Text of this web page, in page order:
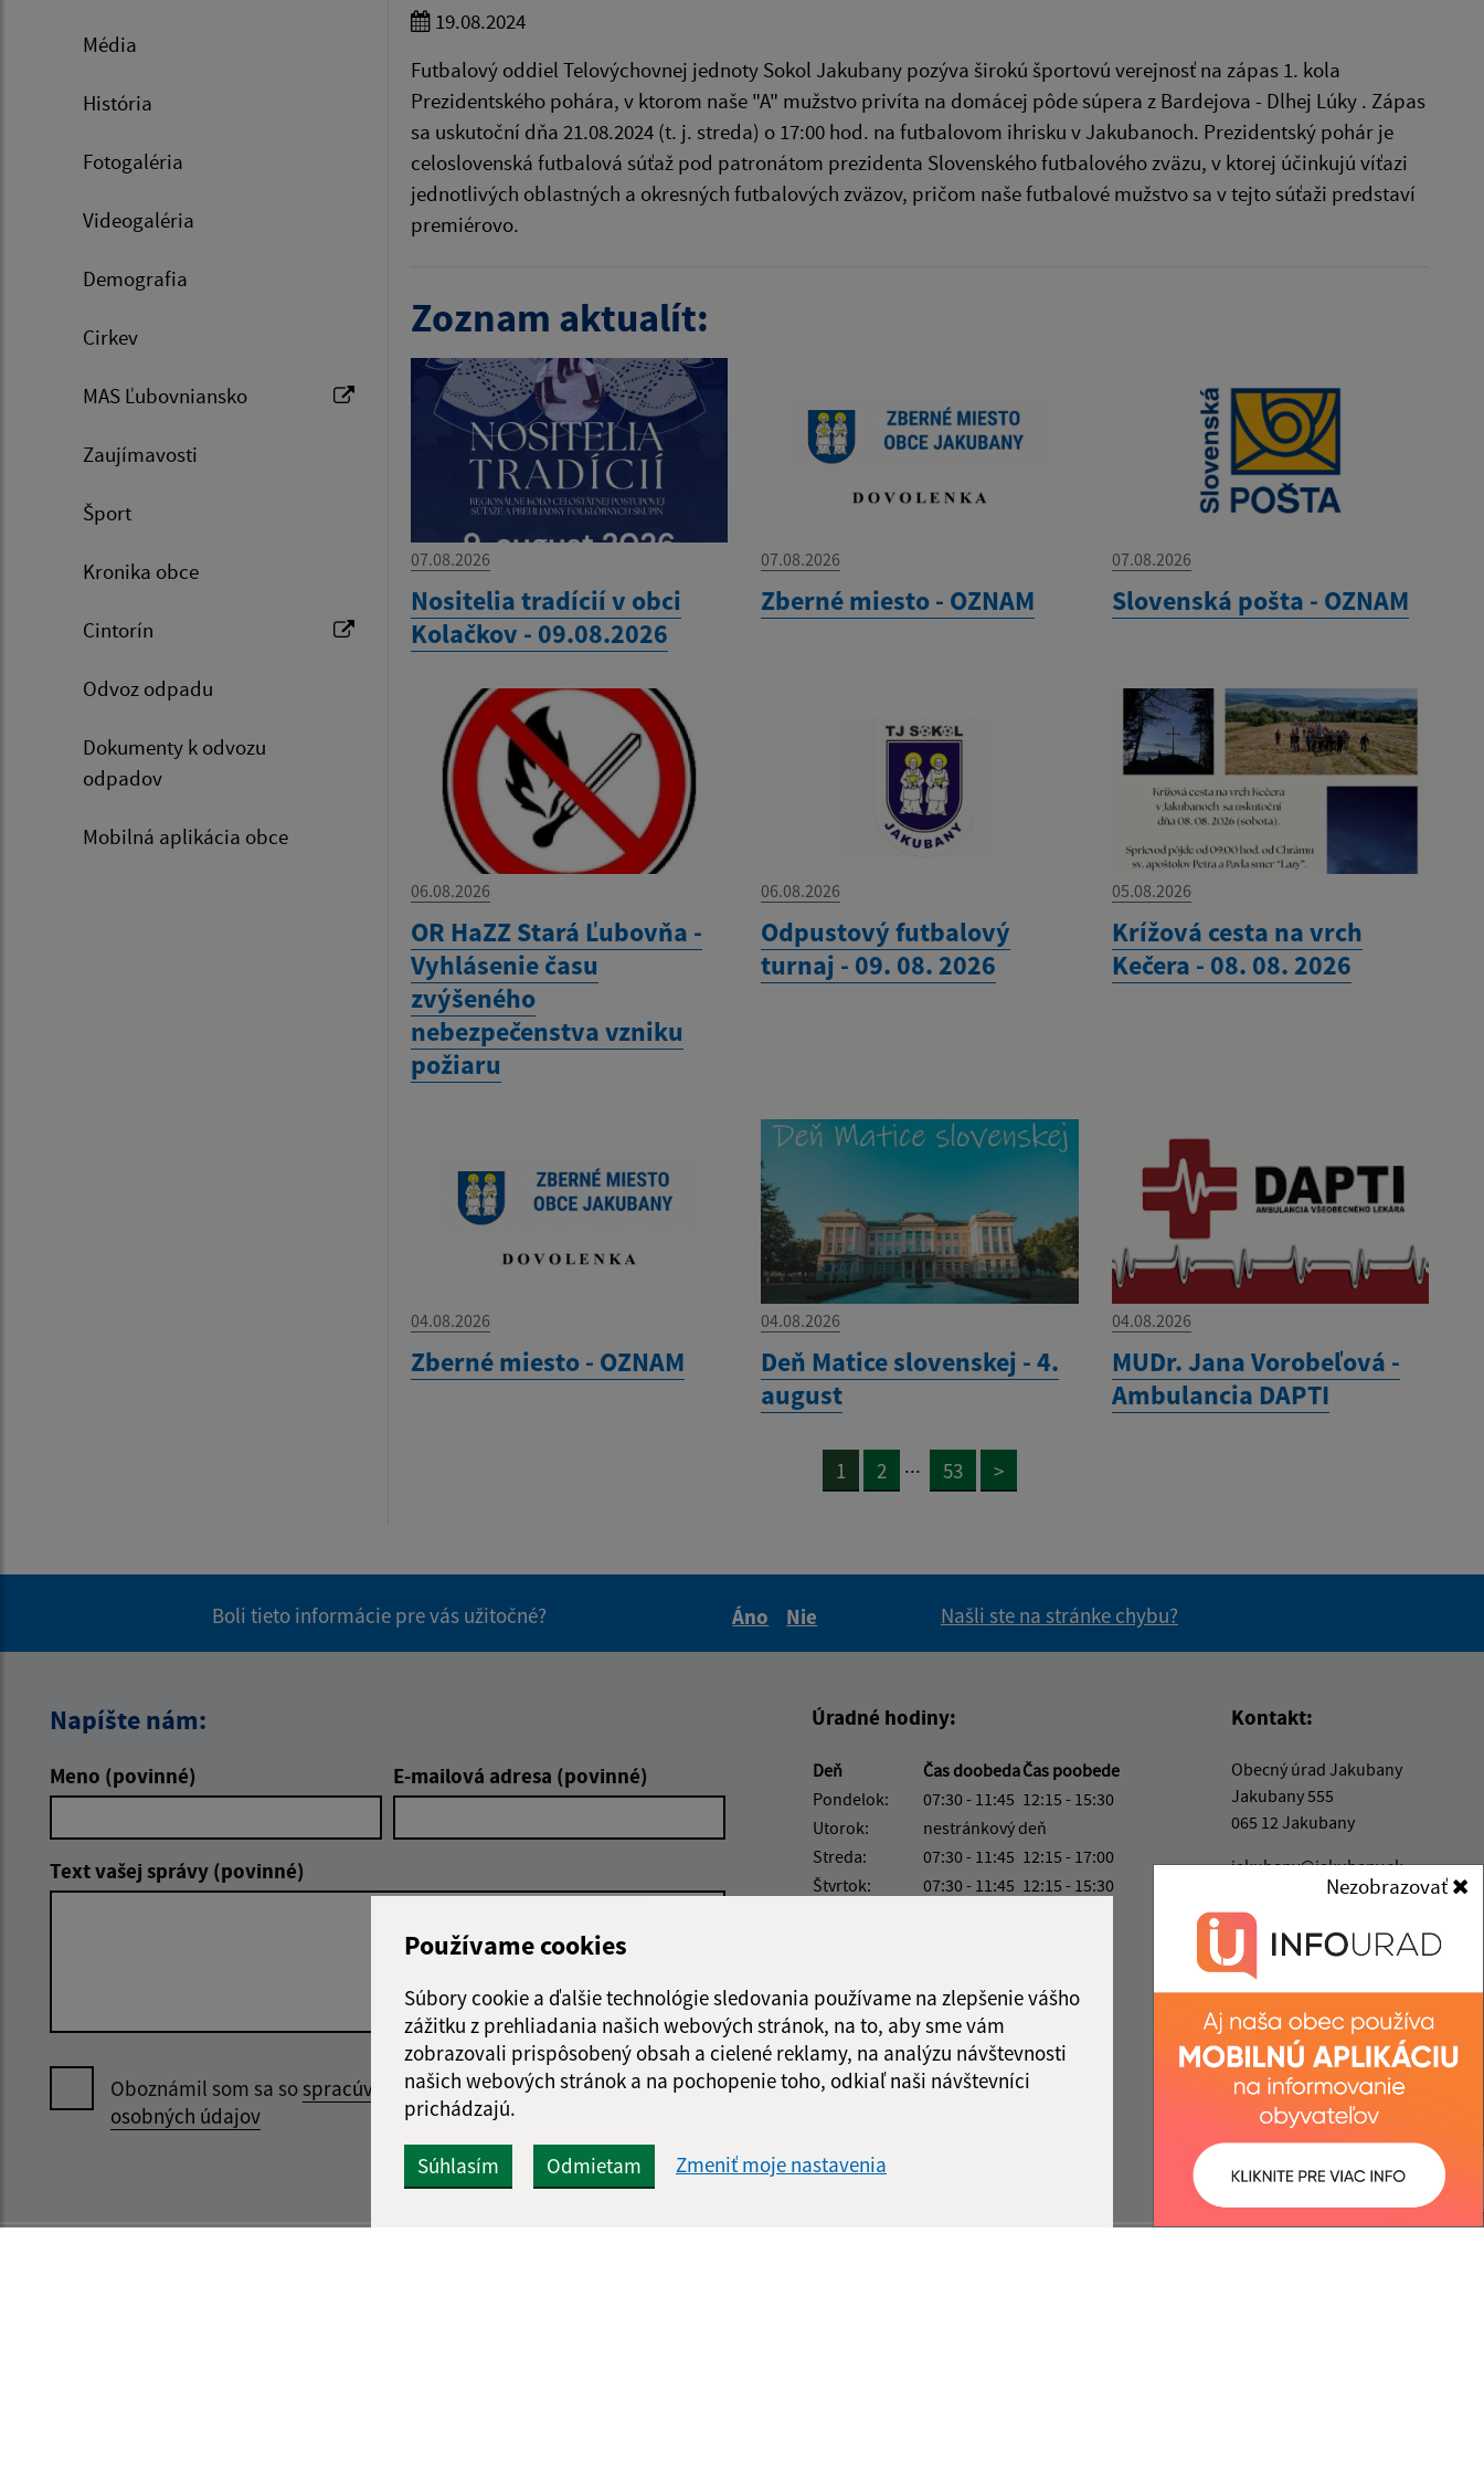
Používame cookies
Súbory cookie a ďalšie technológie sledovania používame na zlepšenie vášho
zážitku z prehliadania našich webových stránok, na to, aby sme vám
zobrazovali prispôsobený obsah a cielené reklamy, na analýzu návštevnosti
našich webových stránok a na pochopenie toho, odkiaľ naši návštevníci
prichádzajú.
Súhlasím Odmietam Zmeniť moje nastavenia
Nezobrazovať
Média
História
Fotogaléria
Videogaléria
Demografia
Cirkev
MAS Ľubovniansko
Zaujímavosti
Šport
Kronika obce
Cintorín
Odvoz odpadu
Dokumenty k odvozu
odpadov
Mobilná aplikácia obce
19.08.2024
Futbalový oddiel Telovýchovnej jednoty Sokol Jakubany pozýva širokú športovú verejnosť na zápas 1. kola
Prezidentského pohára, v ktorom naše "A" mužstvo privíta na domácej pôde súpera z Bardejova - Dlhej Lúky . Zápas
sa uskutoční dňa 21.08.2024 (t. j. streda) o 17:00 hod. na futbalovom ihrisku v Jakubanoch. Prezidentský pohár je
celoslovenská futbalová súťaž pod patronátom prezidenta Slovenského futbalového zväzu, v ktorej účinkujú víťazi
jednotlivých oblastných a okresných futbalových zväzov, pričom naše futbalové mužstvo sa v tejto súťaži predstaví
premiérovo.
Zoznam aktualít:
07.08.2026
Nositelia tradícií v obci
Kolačkov - 09.08.2026
07.08.2026
Zberné miesto - OZNAM
07.08.2026
Slovenská pošta - OZNAM
06.08.2026
OR HaZZ Stará Ľubovňa -
Vyhlásenie času
zvýšeného
nebezpečenstva vzniku
požiaru
06.08.2026
Odpustový futbalový
turnaj - 09. 08. 2026
05.08.2026
Krížová cesta na vrch
Kečera - 08. 08. 2026
04.08.2026
Zberné miesto - OZNAM
04.08.2026
Deň Matice slovenskej - 4.
august
04.08.2026
MUDr. Jana Vorobeľová -
Ambulancia DAPTI
1 2 ... 53 >
Boli tieto informácie pre vás užitočné?
Áno
Nie
Našli ste na stránke chybu?
Napíšte nám:
Meno (povinné) E-mailová adresa (povinné)
Text vašej správy (povinné)
Oboznámil som sa sospracúvaním
osobných údajov
Google reCaptcha Response
Odoslať správu
Úradné hodiny:
Deň Čas doobedaČas poobede
Pondelok:
07:30 - 11:45 12:15 - 15:30
Utorok:
nestránkový deň
Streda:
07:30 - 11:45 12:15 - 17:00
Štvrtok:
07:30 - 11:45 12:15 - 15:30
Kontakt:
Obecný úrad Jakubany
Jakubany 555
065 12 Jakubany
jakubany@jakubany.sk
+421 524 283 651
IČO: 00329924